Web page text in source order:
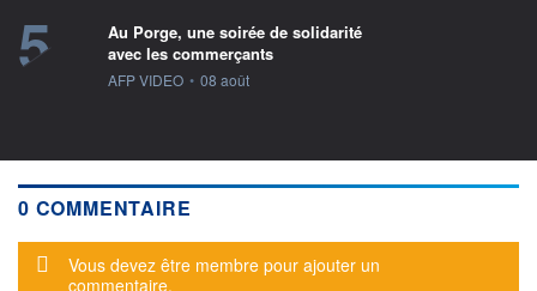
5
Au Porge, une soirée de solidarité
avec les commerçants
information fournie par
AFP VIDEO • 08 août
0 COMMENTAIRE
Message d'alerte
Vous devez être membre pour ajouter un
commentaire.